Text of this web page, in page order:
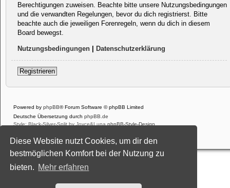
Diese Website nutzt Cookies, um dir den
bestmöglichen Komfort bei der Nutzung zu
bieten. Mehr erfahren
Berechtigungen zuweisen. Beachte bitte unsere Nutzungsbedingungen
und die verwandten Regelungen, bevor du dich registrierst. Bitte
beachte auch die jeweiligen Forenregeln, wenn du dich in diesem
Board bewegst.
Nutzungsbedingungen Datenschutzerklärung
Registrieren
Powered by phpBB® Forum Software © phpBB Limited
Deutsche Übersetzung durch phpBB.de
Style: Black-Silver-Split by Joyce&LunaphpBB-Style-Design